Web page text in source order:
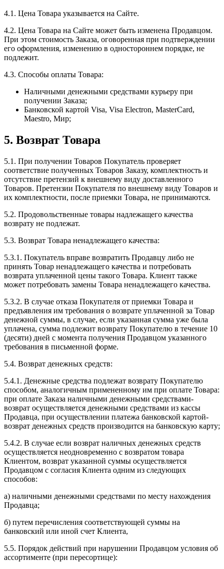
4.1. Цена Товара указывается на Сайте.
4.2. Цена Товара на Сайте может быть изменена Продавцом.
При этом стоимость Заказа, оговоренная при подтверждении
его оформления, изменению в одностороннем порядке, не
подлежит.
4.3. Способы оплаты Товара:
Наличными денежными средствами курьеру при
получении Заказа;
Банковской картой Visa, Visa Electron, MasterCard,
Maestro, Мир;
5. Возврат Товара
5.1. При получении Товаров Покупатель проверяет
соответствие полученных Товаров Заказу, комплектность и
отсутствие претензий к внешнему виду доставленного
Товаров. Претензии Покупателя по внешнему виду Товаров и
их комплектности, после приемки Товара, не принимаются.
5.2. Продовольственные товары надлежащего качества
возврату не подлежат.
5.3. Возврат Товара ненадлежащего качества:
5.3.1. Покупатель вправе возвратить Продавцу либо не
принять Товар ненадлежащего качества и потребовать
возврата уплаченной цены такого Товара. Клиент также
может потребовать замены Товара ненадлежащего качества.
5.3.2. В случае отказа Покупателя от приемки Товара и
предъявления им требования о возврате уплаченной за Товар
денежной суммы, в случае, если указанная сумма уже была
уплачена, сумма подлежит возврату Покупателю в течение 10
(десяти) дней с момента получения Продавцом указанного
требования в письменной форме.
5.4. Возврат денежных средств:
5.4.1. Денежные средства подлежат возврату Покупателю
способом, аналогичным примененному им при оплате Товара:
при оплате Заказа наличными денежными средствами-
возврат осуществляется денежными средствами из кассы
Продавца, при осуществлении платежа банковской картой-
возврат денежных средств производится на банковскую карту;
5.4.2. В случае если возврат наличных денежных средств
осуществляется неодновременно с возвратом товара
Клиентом, возврат указанной суммы осуществляется
Продавцом с согласия Клиента одним из следующих
способов:
а) наличными денежными средствами по месту нахождения
Продавца;
б) путем перечисления соответствующей суммы на
банковский или иной счет Клиента,
5.5. Порядок действий при нарушении Продавцом условия об
ассортименте (при пересортице):